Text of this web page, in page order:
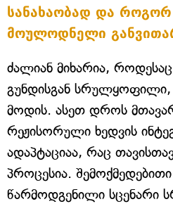
სანახაობად და
მოულოდნელი
ძალიან მიხარია,
გუნდისგან სრულყოფილი,
მოდის. ასეთ დროს
რეჟისორული ხედვის
ადაპტაციაა, რაც
პროცესია.
წარმოდგენილი სცენარი